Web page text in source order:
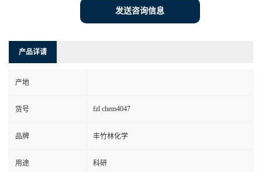
发送咨询信息
产品详请
产地
货号 fzl chem4047
品牌 丰竹林化学
用途 科研